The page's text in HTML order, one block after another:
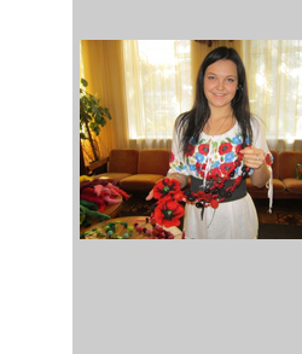
mod sb vertikal